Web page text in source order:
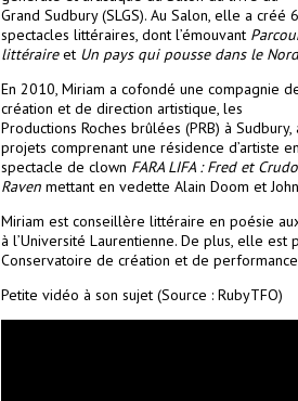
Grand Sudbury (SLGS). Au Salon, elle a créé 6
spectacles littéraires, dont l’émouvant
littéraireet Un pays qui pousse dans le Nord
En 2010, Miriam a cofondé une compagnie
création et de direction artistique, les
Productions Roches brûlées (PRB) à
projets comprenant une résidence d’artiste
spectacle de clown FARA LIFA : Fred et
Raven mettant en vedette Alain Doom et
Miriam est conseillère littéraire en poésie
à l’Université Laurentienne. De plus, elle
Conservatoire de création et de
Petite vidéo à son sujet (Source : RubyTFO)